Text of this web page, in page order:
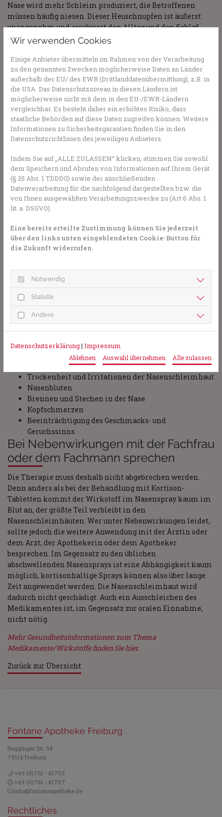
Zurück zur Übersicht
Nase wird mehr Schleim produziert, die Betroffenen
müssen häufig niesen. Dieser Heuschnupfen ist äußerst
unangenehm und erschwert den Alltag und den Schlaf.
Abschwellende Nasensprays wirken zwar schnell, aber die
sie abhängig machen. Kortisonhaltige Nasensprays
dagegen brauchen einige Tage, bis sich die Wirkung voll
entfaltet. Dafür wirken sie entzündungshemmend und
sorgen so für eine längerfristige Erleichterung.
Sie haben Fragen zu Nasenspray oder
Medikamenten/Wirkstoffen im Allgemeinen?
Ihrer Region beraten Sie gerne.Hier gelangen Sie
zur Expertensuche.
Welche Nebenwirkungen möglich
Deshalb sollte die Behandlung mit Kortison-Nasenspray
regelmäßig erfolgen. Die genaue Dosis sollte mit der
wirkt das Spray, wenn die Nase vorher geputzt wird,
anschließend wird das Spray geschüttelt und die Düse im
Nasenloch auf die Nasenmuschel ausgerichtet. Ausatmen,
beim anschließenden Einatmen wird gesprüht. Das wird
beim anderen Nasenloch wiederholt, ein- bis zweimal
täglich. Nach ca. einer Woche sollte sich die Wirkung voll
Behandlung kann auch einige Nebenwirkungen haben.
Trockenheit und Irritationen der Nasenschleimhaut
Nasenbluten
Brennen und Stechen in der Nase
Kopfschmerzen
Beeinträchtigung des Geschmacks- und
Geruchssinns
Bei Nebenwirkungen mit der Fachfrau
oder dem Fachmann sprechen
Die Therapie muss deshalb nicht abgebrochen werden.
Denn anders als bei der Behandlung mit Kortison-
Tabletten kommt der Wirkstoff im Nasenspray kaum im
Blut an, der größte Teil verbleibt in den
Nasenschleimhäuten. Wer unter Nebenwirkungen leidet,
sollte jedoch die weitere Anwendung mit der Ärztin oder
dem Arzt, der Apothekerin oder dem Apotheker
besprechen. Im Gegensatz zu den üblichen
abschwellenden Nasensprays ist eine Abhängigkeit kaum
möglich, kortisonhaltige Sprays können also über lange
Zeit angewendet werden. Die Nasenschleimhaut wird
dadurch nicht geschädigt. Auch ein Ausschleichen des
Medikamentes ist, im Gegensatz zur oralen Einnahme,
nicht nötig.
Mehr Gesundheitsinformationen zum Thema
Medikamente/Wirkstoffe finden Sie hier.
Fontane Apotheke Freiburg
Bugginger Str. 54
79114 Freiburg
+49 (0)761 - 41703
+49 (0)761 - 41707
info@fontaneapotheke.de
Rechtliches
Wir verwenden Cookies
Einige Anbieter übermitteln im Rahmen von der Verarbeitung
zu den genannten Zwecken möglicherweise Daten an Länder
außerhalb der EU/ des EWR (Drittlanddatenübermittlung), z.B. in
die USA. Das Datenschutzniveau in diesen Ländern ist
möglicherweise nicht mit dem in den EU-/EWR-Ländern
vergleichbar. Es besteht daher ein erhöhtes Risiko, dass
staatliche Behörden auf diese Daten zugreifen können. Weitere
Informationen zu Sicherheitsgarantien finden Sie in den
Datenschutzrichtlinien des jeweiligen Anbieters.
Indem Sie auf „ALLE ZULASSEN“ klicken, stimmen Sie sowohl
dem Speichern und Abrufen von Informationen auf Ihrem Gerät
(§ 25 Abs. 1 TDDDG) sowie der anschließenden
Datenverarbeitung für die nachfolgend dargestellten bzw. die
von Ihnen ausgewählten Verarbeitungszwecke zu (Art 6 Abs. 1
lit. a. DSGVO).
Eine bereits erteilte Zustimmung können Sie jederzeit
über den links unten eingeblendeten Cookie-Button für
die Zukunft widerrufen.
Notwendig
Statistik
Andere
Datenschutzerklärung| Impressum
Ablehnen Auswahl übernehmen Alle zulassen